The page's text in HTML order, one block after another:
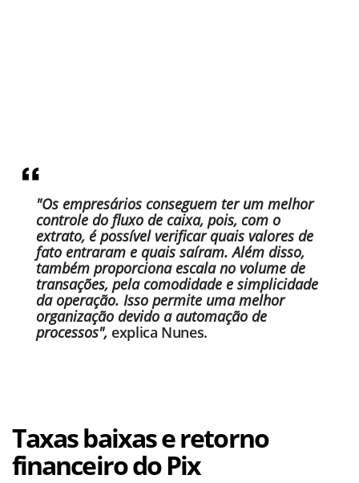
"Os empresários conseguem ter um melhor
controle do fluxo de caixa, pois, com o
extrato, é possível verificar quais valores de
fato entraram e quais saíram. Além disso,
também proporciona escala no volume de
transações, pela comodidade e simplicidade
da operação. Isso permite uma melhor
organização devido a automação de
processos", explica Nunes.
Taxas baixas e retorno
financeiro do Pix